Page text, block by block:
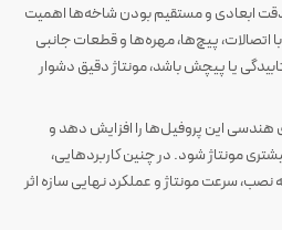
دقت ابعادی و مستقیم بودن شاخه‌ها اهمیت
اتصالات، پیچ‌ها، مهره‌ها و قطعات جانبی
یا پیچش باشد، مونتاژ دقیق دشوار
هندسی این پروفیل‌ها را افزایش دهد و
مونتاژ شود. در چنین کاربردهایی،
سرعت مونتاژ و عملکرد نهایی سازه اثر